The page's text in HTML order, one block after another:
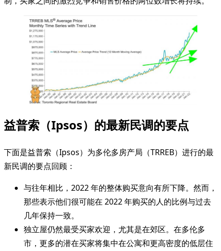
益普索（Ipsos）的最新民调的要点
下面是益普索（Ipsos）为多伦多房产局（TRREB）进行的最
新民调的要点回顾：
与往年相比，2022 年的整体购买意向有所下降。然而，
那些表示他们很可能在 2022 年购买的人的比例与过去
几年保持一致。
独立屋仍然最受买家欢迎，尤其是在郊区。在多伦多
市，更多的潜在买家将集中在公寓和更高密度的低层住